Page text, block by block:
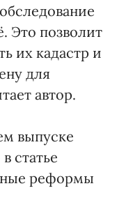
Это позволит
их кадастр и
для
автор.
выпуске
статье
реформы